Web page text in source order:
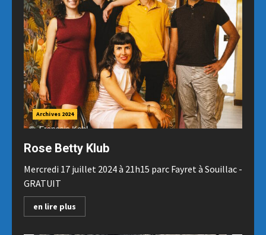
Archives 2024
Rose Betty Klub
Mercredi 17 juillet 2024 à 21h15 parc Fayret à Souillac -
GRATUIT
en lire plus